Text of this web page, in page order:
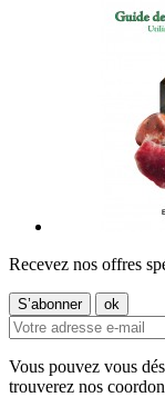
Recevez nos offres
Vous pouvez vous
trouverez nos